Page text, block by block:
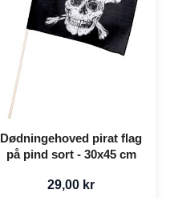
Dødningehoved pirat flag
på pind sort - 30x45 cm
29,00 kr